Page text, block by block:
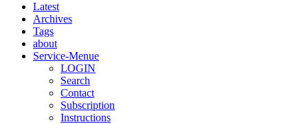
Latest
Archives
Tags
about
Service-Menue
LOGIN
Search
Contact
Subscription
Instructions